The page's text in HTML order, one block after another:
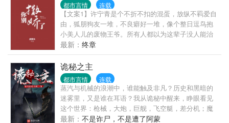
都市言情 连载
【文案1】许宁青是个不折不扣的混蛋，放纵不羁爱自
由，狐朋狗友一堆，不良癖好一堆，像个整日逗鸟抱
小美人儿的废物王爷。所有人都以为这辈子没人能治
的了他，直到有一天——脸黑的不行的许宁青气冲冲
的走进好友的酒吧，后头跟着一个穿着蓝白衣服的姑
娘姑娘手足无措，去拉他的衣角。周围目光直勾勾。
许少爷灌了杯酒，凶神恶煞：“你说！你是不是早恋！
刚才那个男同学是谁！”众人：“……”您这酒池肉林中
的混蛋还好意思训人？？？【文案2】常梨喜欢上了一
个男人，论辈分，是叔叔辈的，可常梨不喜欢，明明
只差九岁而已。许宁青经常慵懒倚在少女身上，故意
最新： 终章
诡秘之主
都市言情 连载
蒸汽与机械的浪潮中，谁能触及非凡？历史和黑暗的
迷雾里，又是谁在耳语？我从诡秘中醒来，睁眼看见
这个世界：枪械，大炮，巨舰，飞空艇，差分机；魔
药，占卜，诅咒，倒吊人，封印物……光明依旧照
最新： 不是诈尸，不是遭了阿蒙